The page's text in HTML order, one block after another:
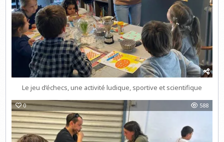
Le jeu d’échecs, une activité ludique, sportive et scientifique
0 588